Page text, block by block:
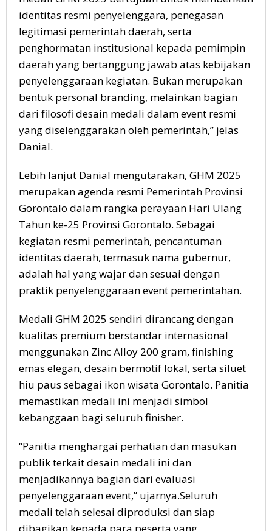
identitas resmi penyelenggara, penegasan
legitimasi pemerintah daerah, serta
penghormatan institusional kepada pemimpin
daerah yang bertanggung jawab atas kebijakan
penyelenggaraan kegiatan. Bukan merupakan
bentuk personal branding, melainkan bagian
dari filosofi desain medali dalam event resmi
yang diselenggarakan oleh pemerintah,” jelas
Danial.
Lebih lanjut Danial mengutarakan, GHM 2025
merupakan agenda resmi Pemerintah Provinsi
Gorontalo dalam rangka perayaan Hari Ulang
Tahun ke-25 Provinsi Gorontalo. Sebagai
kegiatan resmi pemerintah, pencantuman
identitas daerah, termasuk nama gubernur,
adalah hal yang wajar dan sesuai dengan
praktik penyelenggaraan event pemerintahan.
Medali GHM 2025 sendiri dirancang dengan
kualitas premium berstandar internasional
menggunakan Zinc Alloy 200 gram, finishing
emas elegan, desain bermotif lokal, serta siluet
hiu paus sebagai ikon wisata Gorontalo. Panitia
memastikan medali ini menjadi simbol
kebanggaan bagi seluruh finisher.
“Panitia menghargai perhatian dan masukan
publik terkait desain medali ini dan
menjadikannya bagian dari evaluasi
penyelenggaraan event,” ujarnya.Seluruh
medali telah selesai diproduksi dan siap